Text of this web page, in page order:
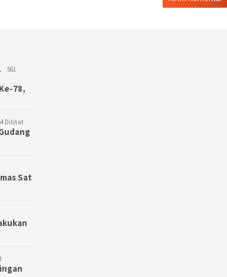
561
78,
Dilihat
Sat